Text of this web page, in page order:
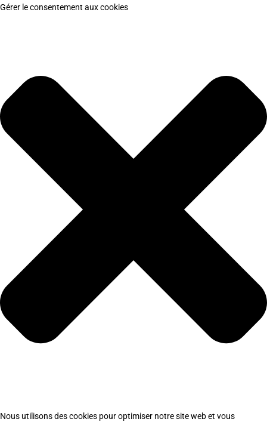
Gérer le consentement aux cookies
Nous utilisons des cookies pour optimiser notre site web et vous